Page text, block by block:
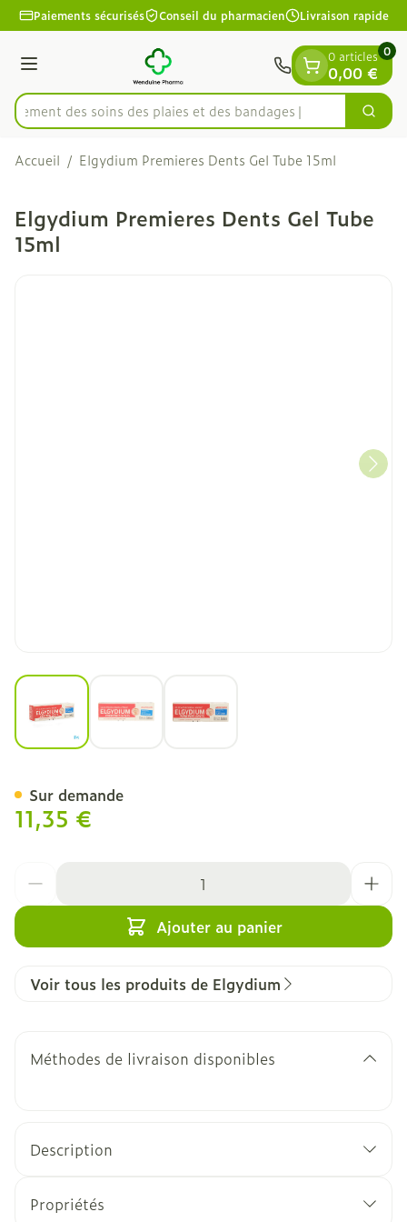
Aller au contenu
1 de 1
Paiements sécurisés Conseil du pharmacien Livraison rapide
Menu
Rechercherdes soins des plaies et des bandages
0 articles
0,00 €
0
Accueil / Elgydium Premieres Dents Gel Tube 15ml
Elgydium Premieres Dents Gel Tube
15ml
View larger image
11,35 €
Ajouter au panier
Sur demande
Voir tous les produits de Elgydium
Méthodes de livraison disponibles
Description
Propriétés